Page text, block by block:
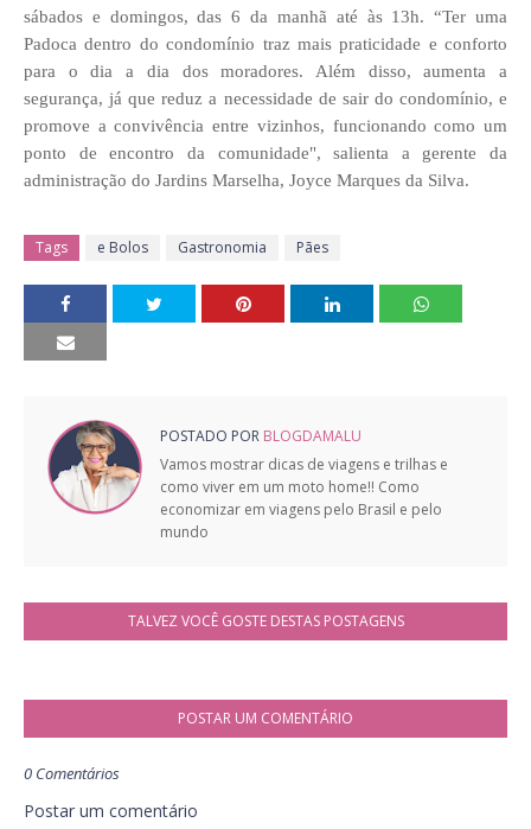
sábados e domingos, das 6 da manhã até às 13h. “Ter uma
Padoca dentro do condomínio traz mais praticidade e conforto
para o dia a dia dos moradores. Além disso, aumenta a
segurança, já que reduz a necessidade de sair do condomínio, e
promove a convivência entre vizinhos, funcionando como um
ponto de encontro da comunidade", salienta a gerente da
administração do Jardins Marselha, Joyce Marques da Silva.
Tags e Bolos Gastronomia Pães
POSTADO POR BLOGDAMALU
Vamos mostrar dicas de viagens e trilhas e
como viver em um moto home!! Como
economizar em viagens pelo Brasil e pelo
mundo
TALVEZ VOCÊ GOSTE DESTAS POSTAGENS
POSTAR UM COMENTÁRIO
0 Comentários
Postar um comentário